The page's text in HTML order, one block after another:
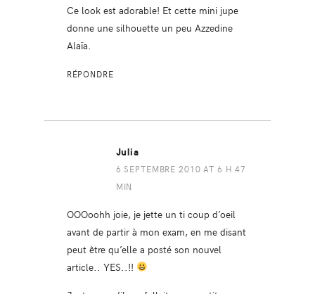
Ce look est adorable! Et cette mini jupe
donne une silhouette un peu Azzedine
Alaïa.
RÉPONDRE
Julia
6 SEPTEMBRE 2010 AT 6 H 47
MIN
OOOoohh joie, je jette un ti coup d’oeil
avant de partir à mon exam, en me disant
peut être qu’elle a posté son nouvel
article.. YES..!!